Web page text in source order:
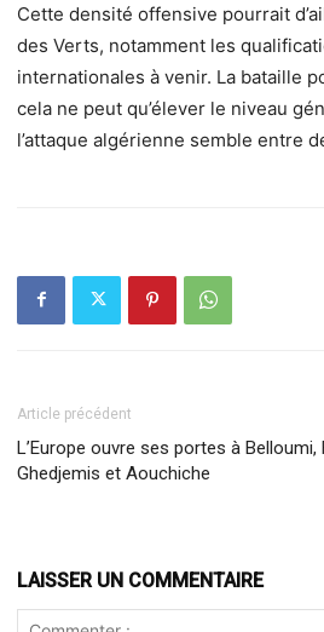
Cette densité offensive pourrait
des Verts, notamment les
internationales à venir. La bataille
cela ne peut qu’élever le niveau
l’attaque algérienne semble entre
Article précédent
L’Europe ouvre ses portes à Belloumi,
Ghedjemis et Aouchiche
LAISSER UN COMMENTAIRE